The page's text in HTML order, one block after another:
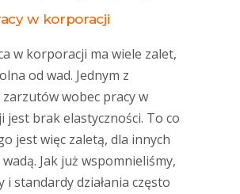
w korporacji
w korporacji ma wiele zalet,
od wad. Jednym z
zarzutów wobec pracy w
jest brak elastyczności. To co
jest więc zaletą, dla innych
Jak już wspomnieliśmy,
i standardy działania często